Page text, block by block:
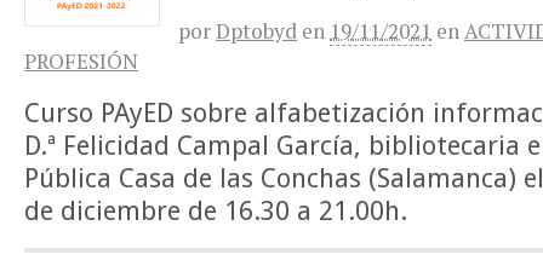
porDptobyd en 19/11/2021 en
PROFESIÓN
Curso PAyED sobre alfabetización
D.ª Felicidad Campal García, bibliotecaria
Pública Casa de las Conchas (Salamanca)
de diciembre de 16.30 a 21.00h.